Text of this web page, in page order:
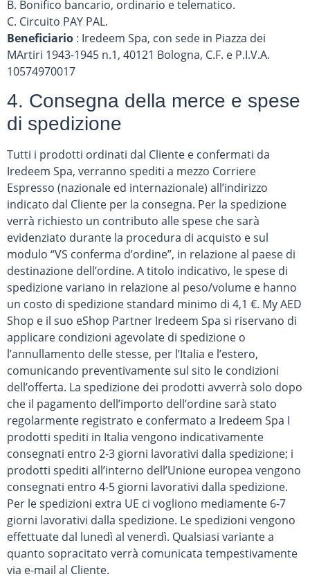
B. Bonifico bancario, ordinario e telematico.
C. Circuito PAY PAL.
Beneficiario : Iredeem Spa, con sede in Piazza dei
MArtiri 1943-1945 n.1, 40121 Bologna, C.F. e P.I.V.A.
10574970017
4. Consegna della merce e spese
di spedizione
Tutti i prodotti ordinati dal Cliente e confermati da
Iredeem Spa, verranno spediti a mezzo Corriere
Espresso (nazionale ed internazionale) all’indirizzo
indicato dal Cliente per la consegna. Per la spedizione
verrà richiesto un contributo alle spese che sarà
evidenziato durante la procedura di acquisto e sul
modulo “VS conferma d’ordine”, in relazione al paese di
destinazione dell’ordine. A titolo indicativo, le spese di
spedizione variano in relazione al peso/volume e hanno
un costo di spedizione standard minimo di 4,1 €. My AED
Shop e il suo eShop Partner Iredeem Spa si riservano di
applicare condizioni agevolate di spedizione o
l’annullamento delle stesse, per l’Italia e l’estero,
comunicando preventivamente sul sito le condizioni
dell’offerta. La spedizione dei prodotti avverrà solo dopo
che il pagamento dell’importo dell’ordine sarà stato
regolarmente registrato e confermato a Iredeem Spa I
prodotti spediti in Italia vengono indicativamente
consegnati entro 2-3 giorni lavorativi dalla spedizione; i
prodotti spediti all’interno dell’Unione europea vengono
consegnati entro 4-5 giorni lavorativi dalla spedizione.
Per le spedizioni extra UE ci vogliono mediamente 6-7
giorni lavorativi dalla spedizione. Le spedizioni vengono
effettuate dal lunedì al venerdì. Qualsiasi variante a
quanto sopracitato verrà comunicata tempestivamente
via e-mail al Cliente.